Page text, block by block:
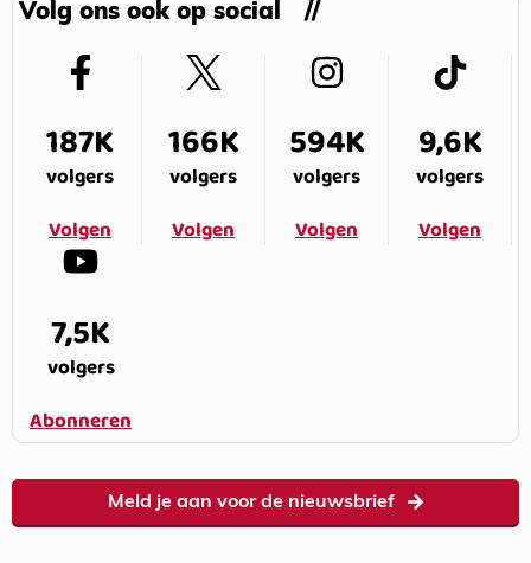
Volg ons ook op social
187K
volgers
Volgen
166K
volgers
Volgen
594K
volgers
Volgen
9,6K
volgers
Volgen
7,5K
volgers
Abonneren
Meld je aan voor de nieuwsbrief